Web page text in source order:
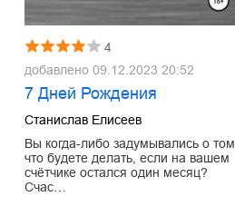
4
добавлено 09.12.2023 20:52
7 Дней Рождения
Станислав Елисеев
Вы когда-либо задумывались о том,
что будете делать, если на вашем
счётчике остался один месяц?
Счас…